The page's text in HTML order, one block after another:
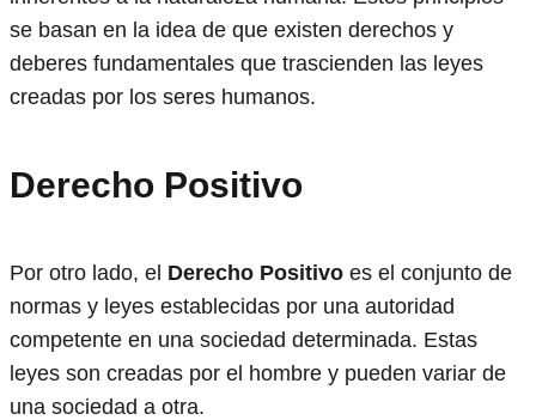
se basan en la idea de que existen derechos y
deberes fundamentales que trascienden las leyes
creadas por los seres humanos.
Derecho Positivo
Por otro lado, el Derecho Positivo es el conjunto de
normas y leyes establecidas por una autoridad
competente en una sociedad determinada. Estas
leyes son creadas por el hombre y pueden variar de
una sociedad a otra.